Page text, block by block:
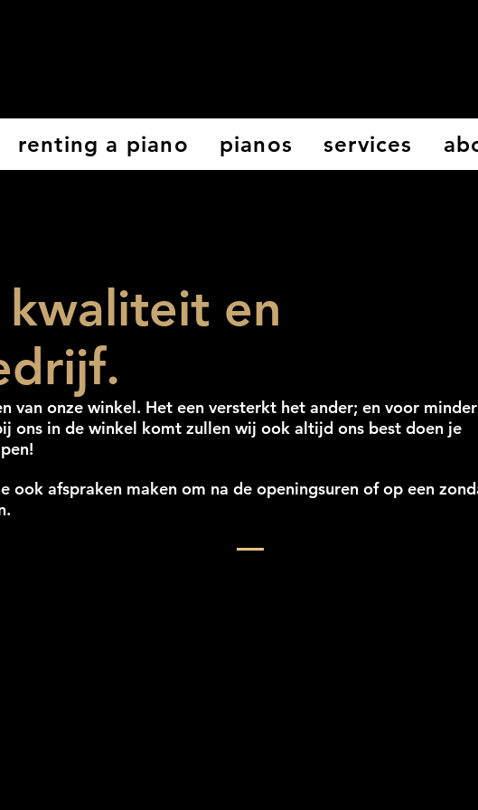
renting a piano pianos services
kwaliteit en
van onze winkel. Het een versterkt het ander; en voor minder
ons in de winkel komt zullen wij ook altijd ons best doen je
ook afspraken maken om na de openingsuren of op een